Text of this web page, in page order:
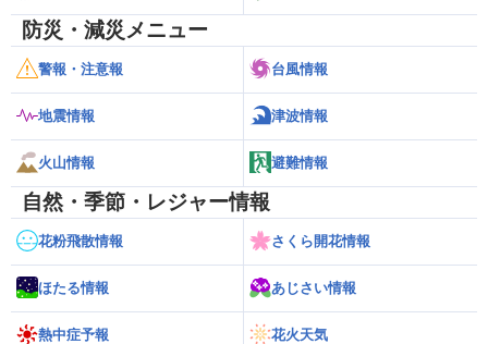
防災・減災メニュー
警報・注意報 台風情報
地震情報 津波情報
火山情報 避難情報
自然・季節・レジャー情報
花粉飛散情報 さくら開花情報
ほたる情報 あじさい情報
熱中症予報 花火天気